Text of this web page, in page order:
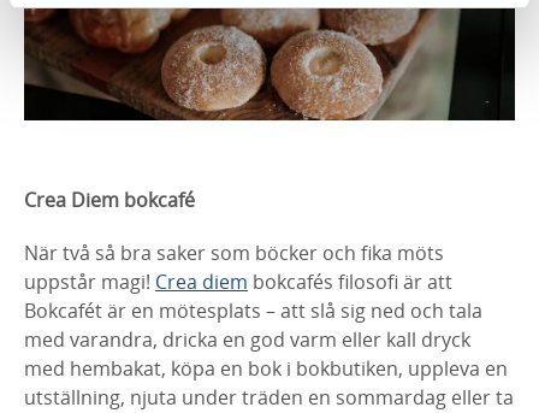
Crea Diem bokcafé
När två så bra saker som böcker och fika möts
uppstår magi! Crea diem bokcafés filosofi är att
Bokcafét är en mötesplats – att slå sig ned och tala
med varandra, dricka en god varm eller kall dryck
med hembakat, köpa en bok i bokbutiken, uppleva en
utställning, njuta under träden en sommardag eller ta